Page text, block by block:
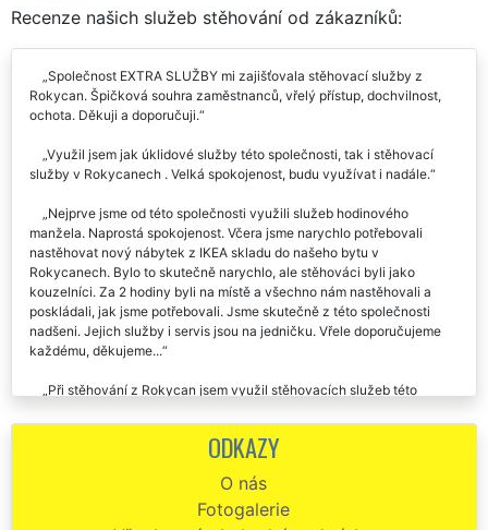
Recenze našich služeb stěhování od zákazníků:
Společnost EXTRA SLUŽBY mi zajišťovala stěhovací služby z
Rokycan. Špičková souhra zaměstnanců, vřelý přístup, dochvilnost,
ochota. Děkuji a doporučuji.
Využil jsem jak úklidové služby této společnosti, tak i stěhovací
služby v Rokycanech . Velká spokojenost, budu využívat i nadále.
Nejprve jsme od této společnosti využili služeb hodinového
manžela. Naprostá spokojenost. Včera jsme narychlo potřebovali
nastěhovat nový nábytek z IKEA skladu do našeho bytu v
Rokycanech. Bylo to skutečně narychlo, ale stěhováci byli jako
kouzelníci. Za 2 hodiny byli na místě a všechno nám nastěhovali a
poskládali, jak jsme potřebovali. Jsme skutečně z této společnosti
nadšeni. Jejich služby i servis jsou na jedničku. Vřele doporučujeme
každému, děkujeme...
Při stěhování z Rokycan jsem využil stěhovacích služeb této
této společnosti Extra doporučovat i svým známým.
ODKAZY
O nás
Fotogalerie